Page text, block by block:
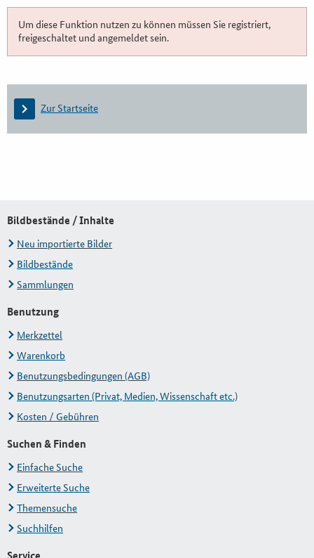
Um diese Funktion nutzen zu können müssen Sie registriert,
freigeschaltet und angemeldet sein.
Zur Startseite
Bildbestände / Inhalte
Neu importierte Bilder
Bildbestände
Sammlungen
Benutzung
Merkzettel
Warenkorb
Benutzungsbedingungen (AGB)
Benutzungsarten (Privat, Medien, Wissenschaft etc.)
Kosten / Gebühren
Suchen & Finden
Einfache Suche
Erweiterte Suche
Themensuche
Suchhilfen